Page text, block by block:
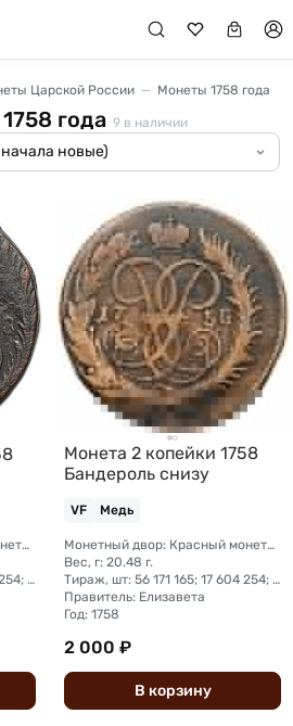
Царской России Монеты 1758 года
года 9в наличии
Монетный двор: Красный монетный двор (Москва); Екатеринбургский монетный двор; Санкт-Петербургский монетный двор; Сестрорецкий монетный двор
Тираж, шт: 56 171 165; 17 604 254; 20 620 300; 6 426 090
Монета 2 копейки 1758
Бандероль снизу
VF Медь
Монетный двор: Красный монетный двор (Москва); Екатеринбургский монетный двор; Санкт-Петербургский монетный двор; Сестрорецкий монетный двор
Вес, г: 20.48 г.
Тираж, шт: 56 171 165; 17 604 254; 20 620 300; 6 426 090
Правитель: Елизавета
Год: 1758
2 000 ₽
В корзину